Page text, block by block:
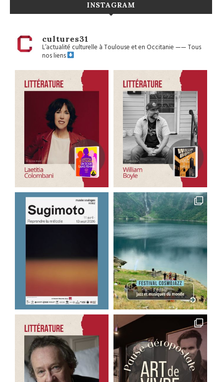
INSTAGRAM
cultures31
L’actualité culturelle à Toulouse et en Occitanie——Tous
nos liens